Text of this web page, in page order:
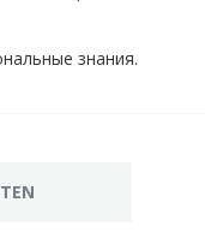
знания.